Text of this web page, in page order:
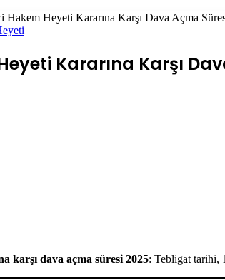
Hakem Heyeti Kararına Karşı Dava Açma
Kararına Karşı
karşı dava açma süresi 2025: Tebligat tarihi,